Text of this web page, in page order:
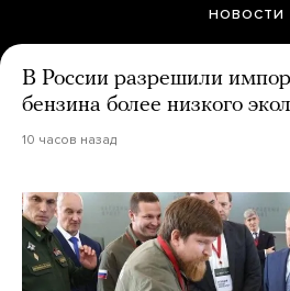
НОВОСТИ
В России разрешили
бензина более низкого
10 часов назад